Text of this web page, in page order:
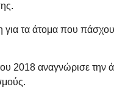
για τα άτομα που
του 2018 αναγνώρισε